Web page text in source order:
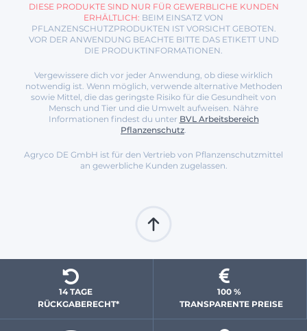
DIESE PRODUKTE SIND NUR FÜR GEWERBLICHE KUNDEN
ERHÄLTLICH: BEIM EINSATZ VON
PFLANZENSCHUTZPRODUKTEN IST VORSICHT GEBOTEN.
VOR DER ANWENDUNG BEACHTE BITTE DAS ETIKETT UND
DIE PRODUKTINFORMATIONEN.
Vergewissere dich vor jeder Anwendung, ob diese wirklich
notwendig ist. Wenn möglich, verwende alternative Methoden
sowie Mittel, die das geringste Risiko für die Gesundheit von
Mensch und Tier und die Umwelt aufweisen. Nähre
Informationen findest du unter BVL Arbeitsbereich
Pflanzenschutz
Agryco DE GmbH ist für den Vertrieb von Pflanzenschutzmittel
an gewerbliche Kunden zugelassen.
14 TAGE
  RÜCKGABERECHT*
100 %
TRANSPARENTE PREISE